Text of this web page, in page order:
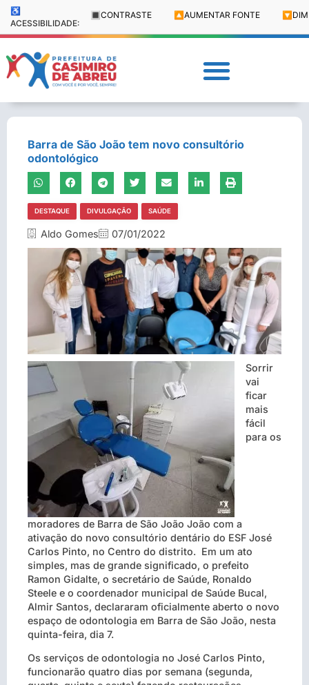
♿
ACESSIBILIDADE:
🔳 CONTRASTE 🔼 AUMENTAR FONTE 🔽
Barra de São João tem novo consultório
odontológico
DESTAQUE DIVULGAÇÃO SAÚDE
Aldo Gomes 07/01/2022
Sorrir
vai
ficar
mais
fácil
para os
moradores de Barra de São João João com a
ativação do novo consultório dentário do ESF José
Carlos Pinto, no Centro do distrito. Em um ato
simples, mas de grande significado, o prefeito
Ramon Gidalte, o secretário de Saúde, Ronaldo
Steele e o coordenador municipal de Saúde Bucal,
Almir Santos, declararam oficialmente aberto o novo
espaço de odontologia em Barra de São João, nesta
quinta-feira, dia 7.
Os serviços de odontologia no José Carlos Pinto,
funcionarão quatro dias por semana (segunda,